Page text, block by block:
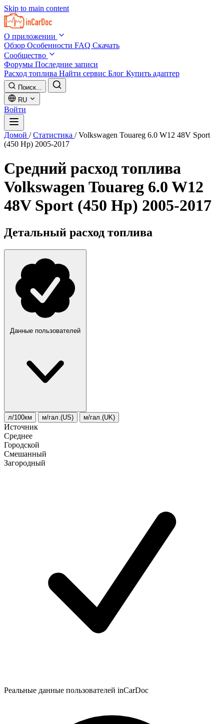
Skip to main content
О приложении
Обзор Особенности FAQ Скачать
Сообщество
Форумы Последние записи
Расход топлива Найти сервис Блог Купить адаптер
Поиск...
RU
Войти
Домой / Статистика / Volkswagen Touareg 6.0 W12 48V Sport
(450 Hp) 2005-2017
Средний расход топлива
Volkswagen Touareg 6.0 W12
48V Sport (450 Hp) 2005-2017
Детальный расход топлива
Данные пользователей
л/100км м/гал.(US) м/гал.(UK)
Источник
Среднее
Городской
Смешанный
Загородный
Реальные данные пользователей inCarDoc